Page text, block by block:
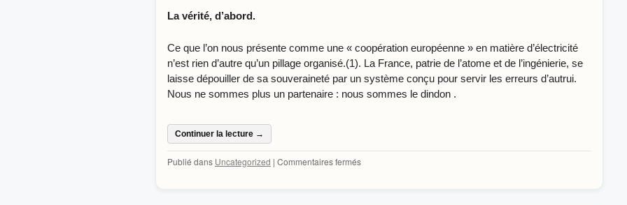
La vérité, d’abord.
Ce que l’on nous présente comme une « coopération européenne » en matière d’électricité
n’est rien d’autre qu’un pillage organisé.(1). La France, patrie de l’atome et de l’ingénierie, se
laisse dépouiller de sa souveraineté par un système conçu pour servir les erreurs d’autrui.
Nous ne sommes plus un partenaire : nous sommes le dindon .
Continuer la lecture →
Publié dans Uncategorized | Commentaires ferméssur